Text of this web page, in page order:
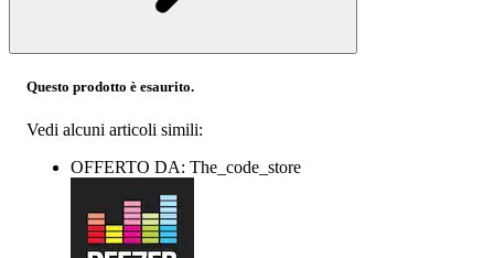
Questo prodotto è esaurito.
Vedi alcuni articoli simili:
OFFERTO DA: The_code_store